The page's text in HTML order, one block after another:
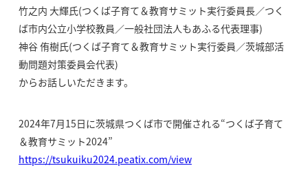
竹之内 大輝氏(つくば子育て＆教育サミット実行委員長／つく
ば市内公立小学校教員／一般社団法人もあふる代表理事)
神谷 侑樹氏(つくば子育て＆教育サミット実行委員／茨城部活
動問題対策委員会代表)
からお話しいただきます。
2024年7月15日に茨城県つくば市で開催される“つくば子育て
＆教育サミット2024”
https://tsukuiku2024.peatix.com/view